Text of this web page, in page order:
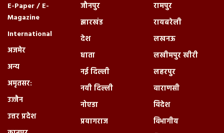
E-Paper / E-
Magazine
International
अजमेर
अन्य
अमृतसर:
उज्जैन
उत्तर प्रदेश
जौनपुर
झारखंड
देश
धाता
नई दिल्ली
नयी दिल्ली
नोएडा
प्रयागराज
रामपुर
रायबरेली
लखनऊ
लखीमपुर खीरी
लहरपुर
वाराणसी
विदेश
विभागीय